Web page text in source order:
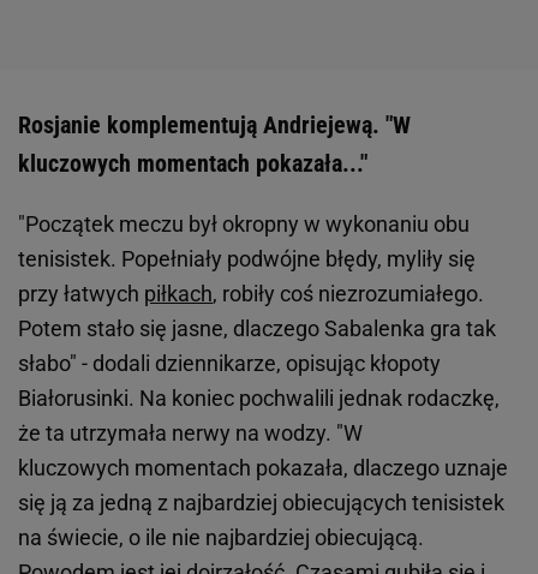
Rosjanie komplementują Andriejewą. "W
kluczowych momentach pokazała..."
"Początek meczu był okropny w wykonaniu obu
tenisistek. Popełniały podwójne błędy, myliły się
przy łatwych piłkach, robiły coś niezrozumiałego.
Potem stało się jasne, dlaczego Sabalenka gra tak
słabo" - dodali dziennikarze, opisując kłopoty
Białorusinki. Na koniec pochwalili jednak rodaczkę,
że ta utrzymała nerwy na wodzy. "W
kluczowych momentach pokazała, dlaczego uznaje
się ją za jedną z najbardziej obiecujących tenisistek
na świecie, o ile nie najbardziej obiecującą.